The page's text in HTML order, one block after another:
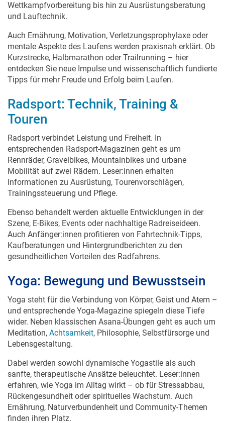
Wettkampfvorbereitung bis hin zu Ausrüstungsberatung
und Lauftechnik.
Auch Ernährung, Motivation, Verletzungsprophylaxe oder
mentale Aspekte des Laufens werden praxisnah erklärt. Ob
Kurzstrecke, Halbmarathon oder Trailrunning – hier
entdecken Sie neue Impulse und wissenschaftlich fundierte
Tipps für mehr Freude und Erfolg beim Laufen.
Radsport: Technik, Training &
Touren
Radsport verbindet Leistung und Freiheit. In
entsprechenden Radsport-Magazinen geht es um
Rennräder, Gravelbikes, Mountainbikes und urbane
Mobilität auf zwei Rädern. Leser:innen erhalten
Informationen zu Ausrüstung, Tourenvorschlägen,
Trainingssteuerung und Pflege.
Ebenso behandelt werden aktuelle Entwicklungen in der
Szene, E-Bikes, Events oder nachhaltige Radreiseideen.
Auch Anfänger:innen profitieren von Fahrtechnik-Tipps,
Kaufberatungen und Hintergrundberichten zu den
gesundheitlichen Vorteilen des Radfahrens.
Yoga: Bewegung und Bewusstsein
Yoga steht für die Verbindung von Körper, Geist und Atem –
und entsprechende Yoga-Magazine spiegeln diese Tiefe
wider. Neben klassischen Asana-Übungen geht es auch um
Meditation, Achtsamkeit, Philosophie, Selbstfürsorge und
Lebensgestaltung.
Dabei werden sowohl dynamische Yogastile als auch
sanfte, therapeutische Ansätze beleuchtet. Leser:innen
erfahren, wie Yoga im Alltag wirkt – ob für Stressabbau,
Rückengesundheit oder spirituelles Wachstum. Auch
Ernährung, Naturverbundenheit und Community-Themen
finden ihren Platz.